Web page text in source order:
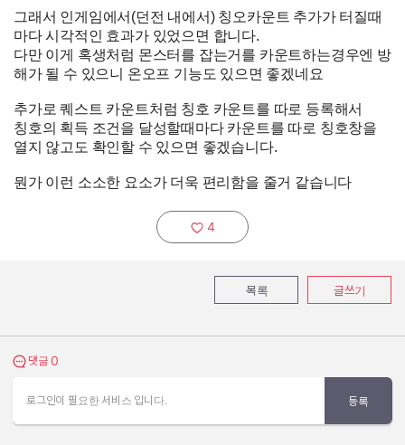
그래서 인게임에서(던전 내에서) 칭오카운트 추가가 터질때
마다 시각적인 효과가 있었으면 합니다.
다만 이게 혹생처럼 몬스터를 잡는거를 카운트하는경우엔 방
해가 될 수 있으니 온오프 기능도 있으면 좋겠네요
추가로 퀘스트 카운트처럼 칭호 카운트를 따로 등록해서
칭호의 획득 조건을 달성할때마다 카운트를 따로 칭호창을
열지 않고도 확인할 수 있으면 좋겠습니다.
뭔가 이런 소소한 요소가 더욱 편리함을 줄거 같습니다
추천하기:
4
목록 글쓰기
댓글 보기
댓글 0
로그인이 필요한 서비스 입니다. 등록